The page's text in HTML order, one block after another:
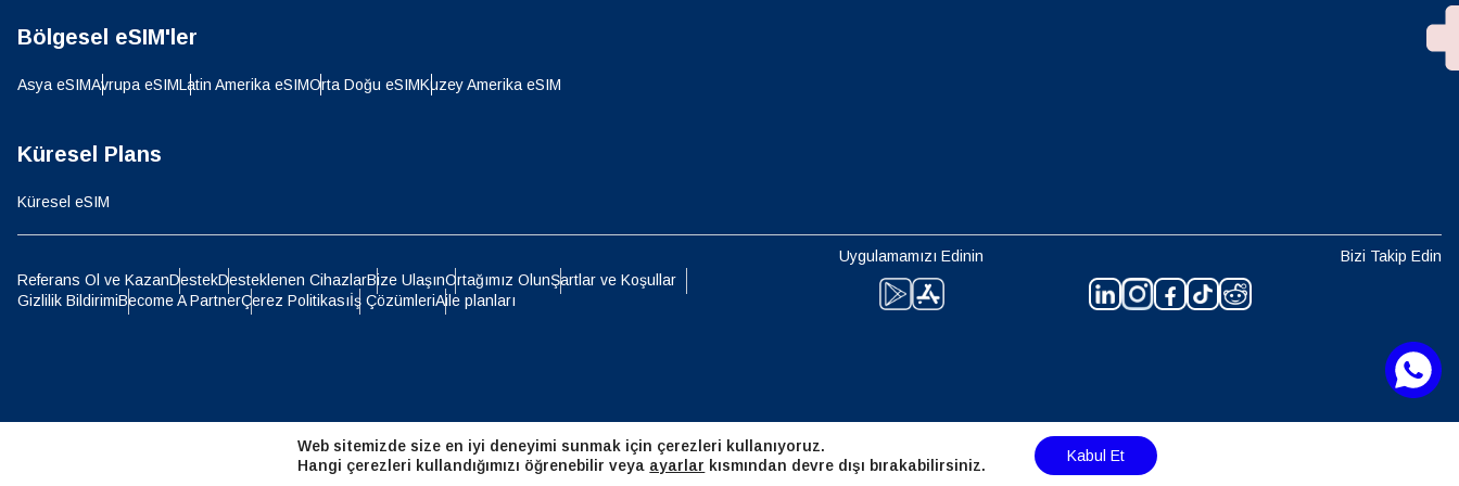
Bölgesel eSIM'ler
Asya eSIMAvrupa eSIMLatin Amerika eSIMOrta Doğu eSIMKuzey Amerika eSIM
Küresel Plans
Küresel eSIM
Referans Ol ve KazanDestekDesteklenen CihazlarBize UlaşınOrtağımız OlunŞartlar ve Koşullar
Gizlilik BildirimiBecome A PartnerÇerez Politikasıİş ÇözümleriAile planları
Uygulamamızı Edinin Bizi Takip Edin
Polski
简体中文 繁體中文
CAD - Kanada Doları GBP - İngiliz Sterlini
CHF - İsviçre Frangı NZD - Yeni Zelanda Doları
Web sitemizde size en iyi deneyimi sunmak için çerezleri kullanıyoruz.
Hangi çerezleri kullandığımızı öğrenebilir veya ayarlar kısmından devre dışı bırakabilirsiniz.
Kabul Et